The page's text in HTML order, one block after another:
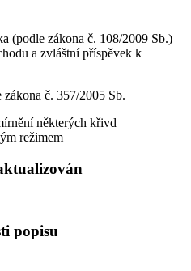
(podle zákona č. 108/2009 Sb.)
a zvláštní příspěvek k
č. 357/2005 Sb.
některých křivd
režimem
popisu